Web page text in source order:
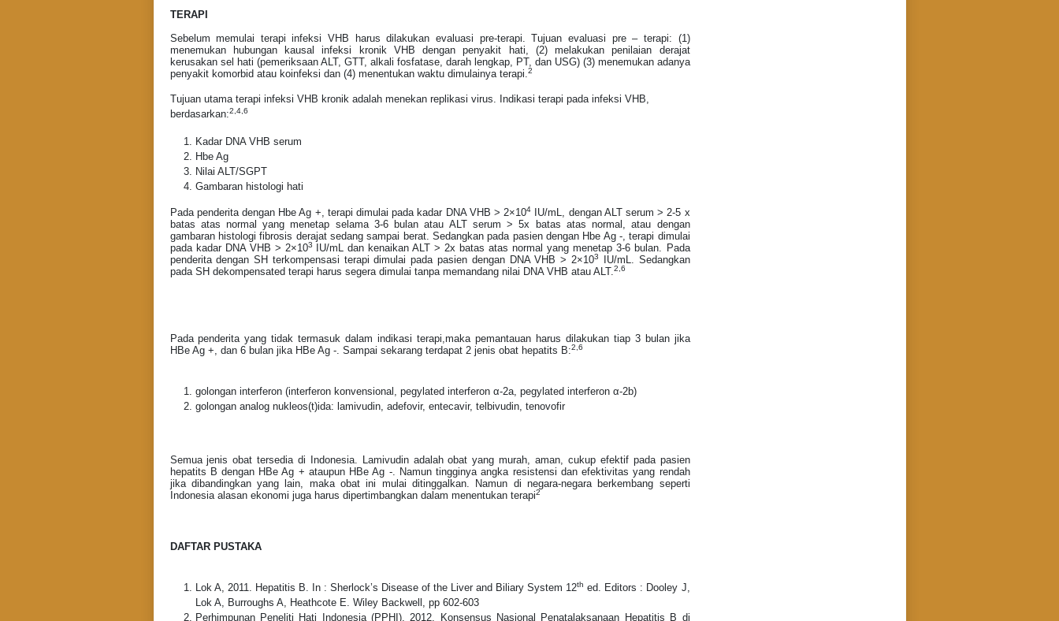
TERAPI
Sebelum memulai terapi infeksi VHB harus dilakukan evaluasi pre-terapi. Tujuan evaluasi pre – terapi: (1)
menemukan hubungan kausal infeksi kronik VHB dengan penyakit hati, (2) melakukan penilaian derajat
kerusakan sel hati (pemeriksaan ALT, GTT, alkali fosfatase, darah lengkap, PT, dan USG) (3) menemukan adanya
penyakit komorbid atau koinfeksi dan (4) menentukan waktu dimulainya terapi.2
Tujuan utama terapi infeksi VHB kronik adalah menekan replikasi virus. Indikasi terapi pada infeksi VHB,
berdasarkan:2,4,6
Kadar DNA VHB serum
Hbe Ag
Nilai ALT/SGPT
Gambaran histologi hati
Pada penderita dengan Hbe Ag +, terapi dimulai pada kadar DNA VHB > 2×104
IU/mL, dengan ALT serum > 2-5 x
batas atas normal yang menetap selama 3-6 bulan atau ALT serum > 5x batas atas normal, atau dengan
gambaran histologi fibrosis derajat sedang sampai berat. Sedangkan pada pasien dengan Hbe Ag -, terapi dimulai
pada kadar DNA VHB > 2×103 IU/mL dan kenaikan ALT > 2x batas atas normal yang menetap 3-6 bulan. Pada
penderita dengan SH terkompensasi terapi dimulai pada pasien dengan DNA VHB > 2×103
IU/mL. Sedangkan
pada SH dekompensated terapi harus segera dimulai tanpa memandang nilai DNA VHB atau ALT.2,6
Pada penderita yang tidak termasuk dalam indikasi terapi,maka pemantauan harus dilakukan tiap 3 bulan jika
HBe Ag +, dan 6 bulan jika HBe Ag -. Sampai sekarang terdapat 2 jenis obat hepatits B:2,6
golongan interferon (interferon konvensional, pegylated interferon α-2a, pegylated interferon α-2b)
golongan analog nukleos(t)ida: lamivudin, adefovir, entecavir, telbivudin, tenovofir
Semua jenis obat tersedia di Indonesia. Lamivudin adalah obat yang murah, aman, cukup efektif pada pasien
hepatits B dengan HBe Ag + ataupun HBe Ag -. Namun tingginya angka resistensi dan efektivitas yang rendah
jika dibandingkan yang lain, maka obat ini mulai ditinggalkan. Namun di negara-negara berkembang seperti
Indonesia alasan ekonomi juga harus dipertimbangkan dalam menentukan terapi2
DAFTAR PUSTAKA
Lok A, 2011. Hepatitis B. In : Sherlock’s Disease of the Liver and Biliary System 12th ed. Editors : Dooley J,
Lok A, Burroughs A, Heathcote E. Wiley Backwell, pp 602-603
Perhimpunan Peneliti Hati Indonesia (PPHI), 2012. Konsensus Nasional Penatalaksanaan Hepatitis B di